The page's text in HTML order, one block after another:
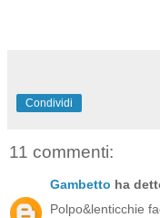
Condividi
11 commenti:
Gambetto ha
Polpo&lenticchie